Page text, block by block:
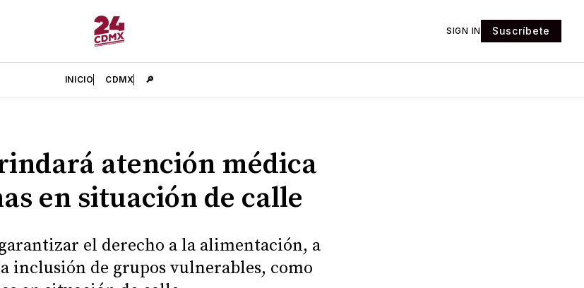
SIGN IN Suscríbete
INICIO CDMX 🔎
atención médica
en situación de calle
el derecho a la alimentación, a
inclusión de grupos vulnerables, como